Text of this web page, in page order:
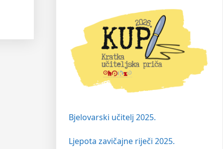
Bjelovarski učitelj 2025.
Ljepota zavičajne riječi 2025.